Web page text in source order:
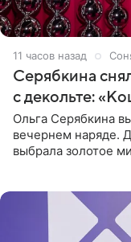
11 часов назад
Серябкина
с декольте:
Ольга Серябкина
вечернем наряде.
выбрала золотое